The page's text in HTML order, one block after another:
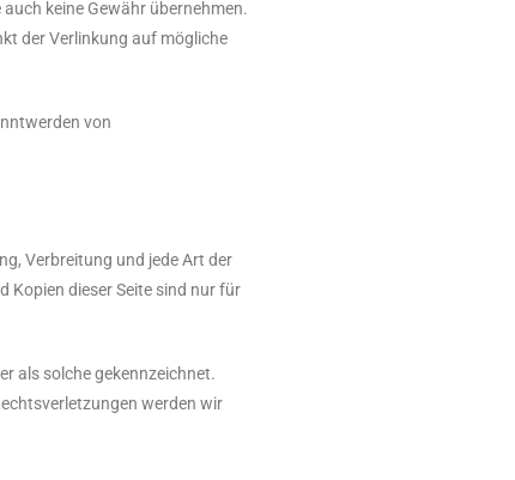
keine Gewähr übernehmen.
der Verlinkung auf mögliche
von
Verbreitung und jede Art der
Kopien dieser Seite sind nur für
als solche gekennzeichnet.
werden wir